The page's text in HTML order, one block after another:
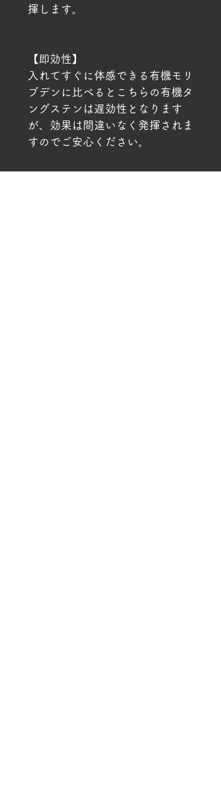
揮します。
【即効性】
入れてすぐに体感できる有機モリ
ブデンに比べるとこちらの有機タ
ングステンは遅効性となります
が、効果は間違いなく発揮されま
すのでご安心ください。
- - - - - - - - - -